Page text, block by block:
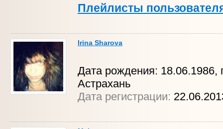
Плейлисты
Irina Sharova
Дата рождения: 18.06.1986,
Астрахань
Дата регистрации: